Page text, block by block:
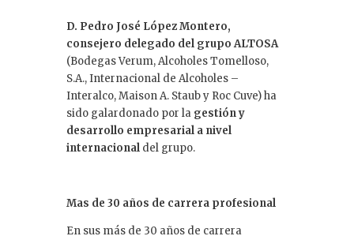
D. Pedro José López Montero,
consejero delegado del grupo ALTOSA
(Bodegas Verum, Alcoholes Tomelloso,
S.A., Internacional de Alcoholes –
Interalco, Maison A. Staub y Roc Cuve) ha
sido galardonado por la gestión y
desarrollo empresarial a nivel
internacional del grupo.
Mas de 30 años de carrera profesional
En sus más de 30 años de carrera